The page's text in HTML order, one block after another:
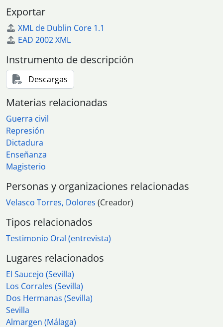
Exportar
XML de Dublin Core 1.1
EAD 2002 XML
Instrumento de descripción
Descargas
Materias relacionadas
Guerra civil
Represión
Dictadura
Enseñanza
Magisterio
Personas y organizaciones relacionadas
Velasco Torres, Dolores (Creador)
Tipos relacionados
Testimonio Oral (entrevista)
Lugares relacionados
El Saucejo (Sevilla)
Los Corrales (Sevilla)
Dos Hermanas (Sevilla)
Sevilla
Almargen (Málaga)